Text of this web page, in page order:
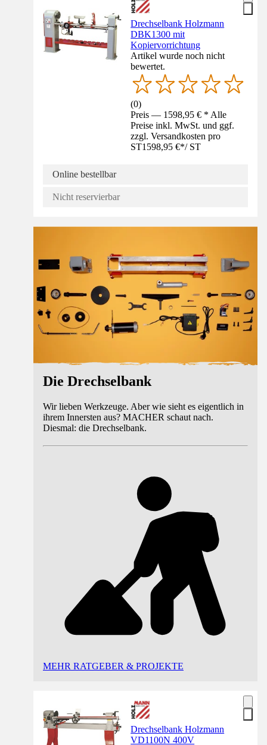
Drechselbank Holzmann
DBK1300 mit
Kopiervorrichtung
Artikel wurde noch nicht
bewertet.
(0)
Preis — 1598,95 € * Alle
Preise inkl. MwSt. und ggf.
zzgl. Versandkosten pro
ST1598,95 €*/ ST
Online bestellbar
Nicht reservierbar
Die Drechselbank
Wir lieben Werkzeuge. Aber wie sieht es eigentlich in
ihrem Innersten aus? MACHER schaut nach.
Diesmal: die Drechselbank.
MEHR RATGEBER & PROJEKTE
Drechselbank Holzmann
VD1100N 400V